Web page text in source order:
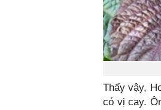
Thấy vậy,
có vị cay.